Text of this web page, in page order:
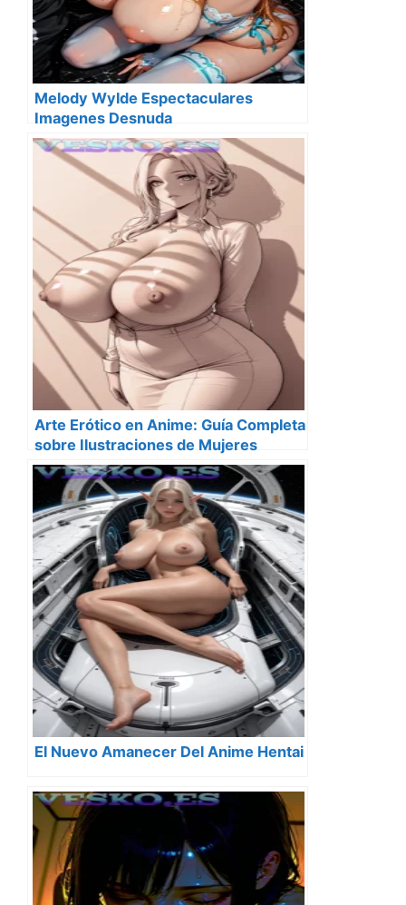
Melody Wylde Espectaculares
Imagenes Desnuda
Arte Erótico en Anime: Guía Completa
sobre Ilustraciones de Mujeres
Desnudas Estilo Anime
El Nuevo Amanecer Del Anime Hentai